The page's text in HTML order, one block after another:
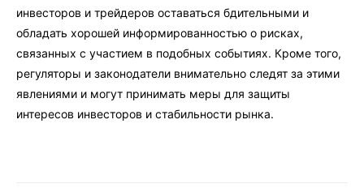
инвесторов и трейдеров оставаться бдительными и
обладать хорошей информированностью о рисках,
связанных с участием в подобных событиях. Кроме того,
регуляторы и законодатели внимательно следят за этими
явлениями и могут принимать меры для защиты
интересов инвесторов и стабильности рынка.